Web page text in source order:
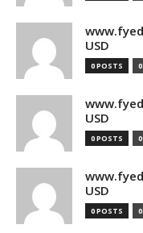
USD
0 POSTS
USD
0 POSTS
USD
0 POSTS